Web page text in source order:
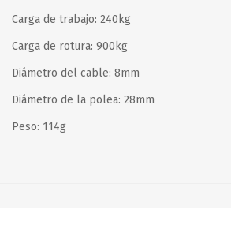
Carga de trabajo: 240kg
Carga de rotura: 900kg
Diámetro del cable: 8mm
Diámetro de la polea: 28mm
Peso: 114g